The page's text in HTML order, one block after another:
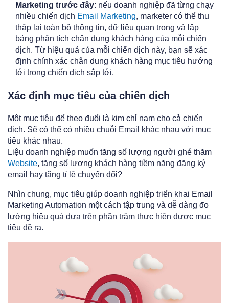
Marketing trước đây: nếu doanh nghiệp đã từng chạy
nhiều chiến dịch Email Marketing, marketer có thể thu
thập lại toàn bộ thông tin, dữ liệu quan trọng và lập
bảng phân tích chân dung khách hàng của mỗi chiến
dịch. Từ hiệu quả của mỗi chiến dịch này, bạn sẽ xác
định chính xác chân dung khách hàng mục tiêu hướng
tới trong chiến dịch sắp tới.
Xác định mục tiêu của chiến dịch
Một mục tiêu để theo đuổi là kim chỉ nam cho cả chiến
dịch. Sẽ có thể có nhiều chuỗi Email khác nhau với mục
tiêu khác nhau.
Liệu doanh nghiệp muốn tăng số lượng người ghé thăm
Website, tăng số lượng khách hàng tiềm năng đăng ký
email hay tăng tỉ lệ chuyển đổi?
Nhìn chung, mục tiêu giúp doanh nghiệp triển khai Email
Marketing Automation một cách tập trung và dễ dàng đo
lường hiệu quả dựa trên phần trăm thực hiện được mục
tiêu đề ra.